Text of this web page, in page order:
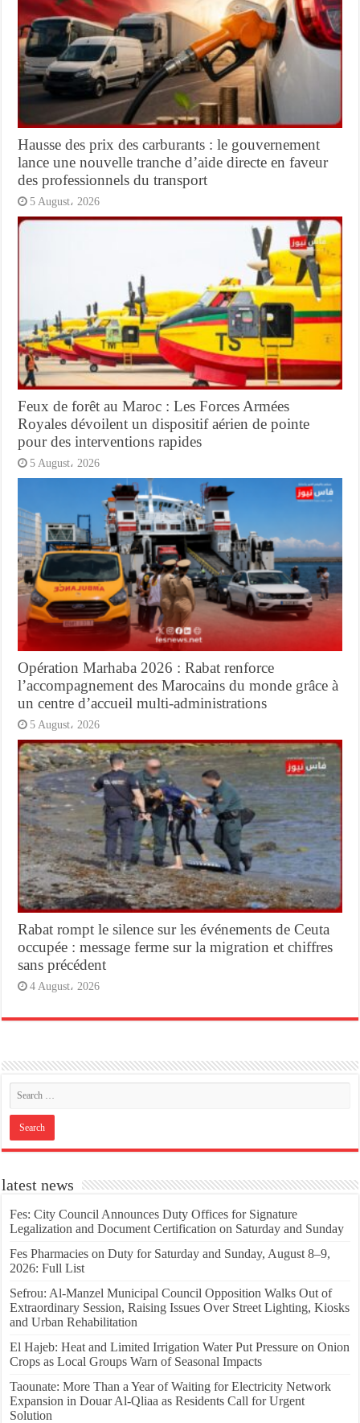
Hausse des prix des carburants : le gouvernement
lance une nouvelle tranche d’aide directe en faveur
des professionnels du transport
5 August، 2026
Feux de forêt au Maroc : Les Forces Armées
Royales dévoilent un dispositif aérien de pointe
pour des interventions rapides
5 August، 2026
Opération Marhaba 2026 : Rabat renforce
l’accompagnement des Marocains du monde grâce à
un centre d’accueil multi-administrations
5 August، 2026
Rabat rompt le silence sur les événements de Ceuta
occupée : message ferme sur la migration et chiffres
sans précédent
4 August، 2026
latest news
Fes: City Council Announces Duty Offices for Signature
Legalization and Document Certification on Saturday and Sunday
Fes Pharmacies on Duty for Saturday and Sunday, August 8–9,
2026: Full List
Sefrou: Al-Manzel Municipal Council Opposition Walks Out of
Extraordinary Session, Raising Issues Over Street Lighting, Kiosks
and Urban Rehabilitation
El Hajeb: Heat and Limited Irrigation Water Put Pressure on Onion
Crops as Local Groups Warn of Seasonal Impacts
Taounate: More Than a Year of Waiting for Electricity Network
Expansion in Douar Al-Qliaa as Residents Call for Urgent
Solution